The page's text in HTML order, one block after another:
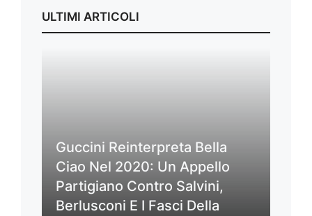
ULTIMI ARTICOLI
Guccini Reinterpreta Bella
Ciao Nel 2020: Un Appello
Partigiano Contro Salvini,
Berlusconi E I Fasci Della